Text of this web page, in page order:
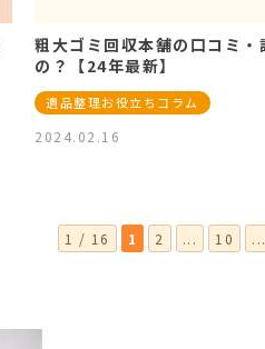
粗大ゴミ回収本舗の口コミ・
の？【24年最新】
遺品整理お役立ちコラム
2024.02.16
1 / 16 1 2 ... 10 ...